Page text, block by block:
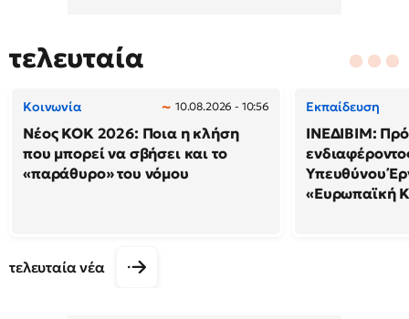
τελευταία
Κοινωνία 10.08.2026 - 10:56
Νέος ΚΟΚ 2026: Ποια η κλήση
που μπορεί να σβήσει και το
«παράθυρο» του νόμου
Εκπαίδευση
ΙΝΕΔΙΒΙΜ:
Υπευθύνου
«Ευρωπαϊκή
τελευταία νέα